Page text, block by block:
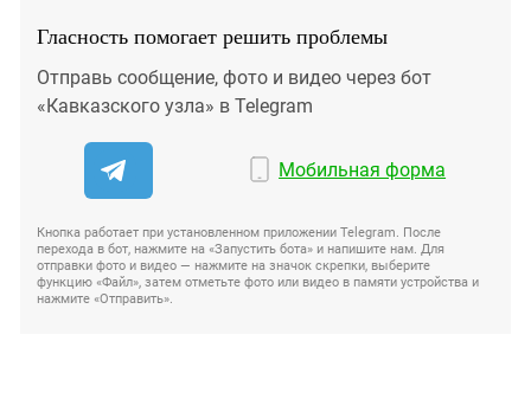
Гласность помогает решить проблемы
Отправь сообщение, фото и видео через бот
«Кавказского узла» в Telegram
Мобильная форма
Кнопка работает при установленном приложении Telegram. После
перехода в бот, нажмите на «Запустить бота» и напишите нам. Для
отправки фото и видео — нажмите на значок скрепки, выберите
функцию «Файл», затем отметьте фото или видео в памяти устройства и
нажмите «Отправить».